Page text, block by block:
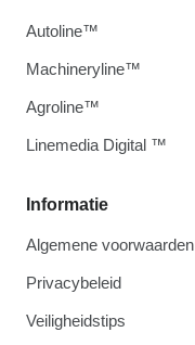
Informatie
Algemene voorwaarden
Privacybeleid
Veiligheidstips
Autoline™
Machineryline™
Agroline™
Linemedia Digital ™